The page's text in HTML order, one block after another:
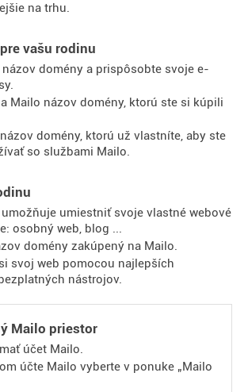
na trhu.
vašu rodinu
domény a prispôsobte svoje e-
Mailo názov domény, ktorú ste si kúpili
domény, ktorú už vlastníte, aby ste
so službami Mailo.
umiestniť svoje vlastné webové
osobný web, blog ...
domény zakúpený na Mailo.
svoj web pomocou najlepších
nástrojov.
Mailo priestor
účet Mailo.
účte Mailo vyberte v ponuke „Mailo